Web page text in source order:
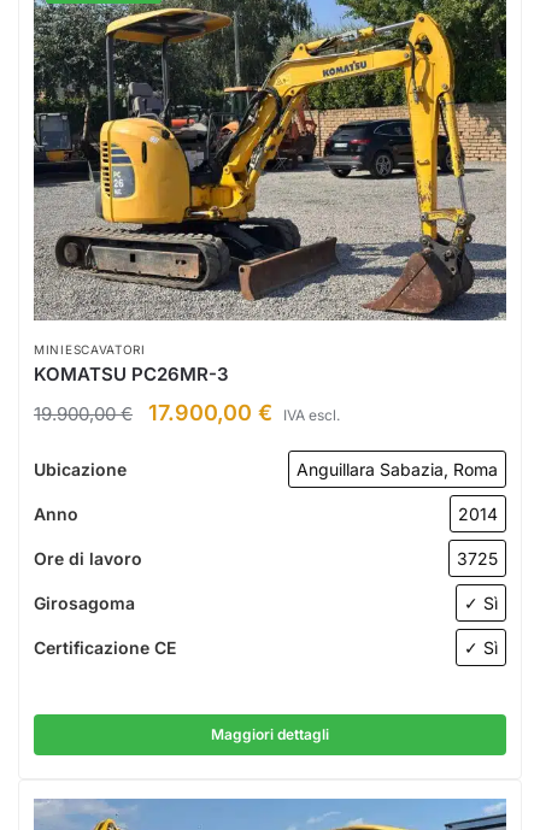
MINIESCAVATORI
KOMATSU PC26MR-3
19.900,00€ 17.900,00 € IVA escl.
Ubicazione Anguillara Sabazia, Roma
Anno 2014
Ore di lavoro 3725
Girosagoma ✓ Sì
Certificazione CE ✓ Sì
Maggiori dettagli